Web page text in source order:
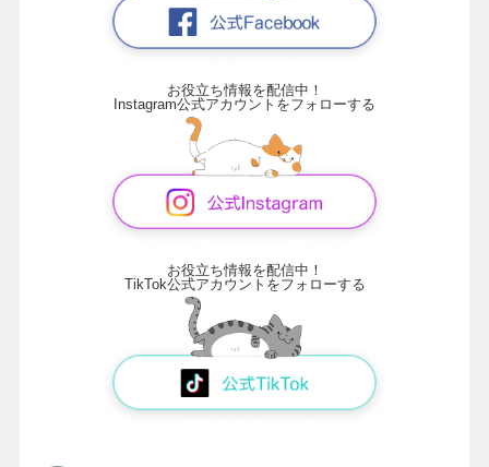
お役立ち情報を配信中！
Instagram公式アカウントをフォローする
お役立ち情報を配信中！
TikTok公式アカウントをフォローする